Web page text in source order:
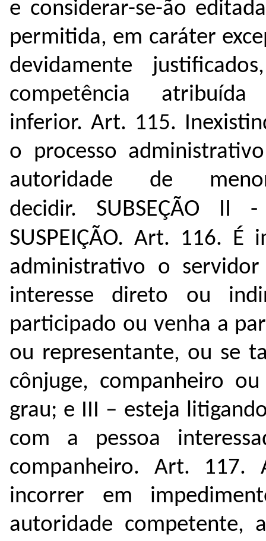
e considerar-se-ão
permitida, em caráter
devidamente
competência
inferior. Art. 115.
o processo
autoridade de
decidir. SUBSEÇÃO II
SUSPEIÇÃO. Art. 116. É
administrativo o
interesse direto ou
participado ou venha a
ou representante, ou se
cônjuge, companheiro
grau; e III – esteja
com a pessoa
companheiro. Art. 117.
incorrer em
autoridade competente,